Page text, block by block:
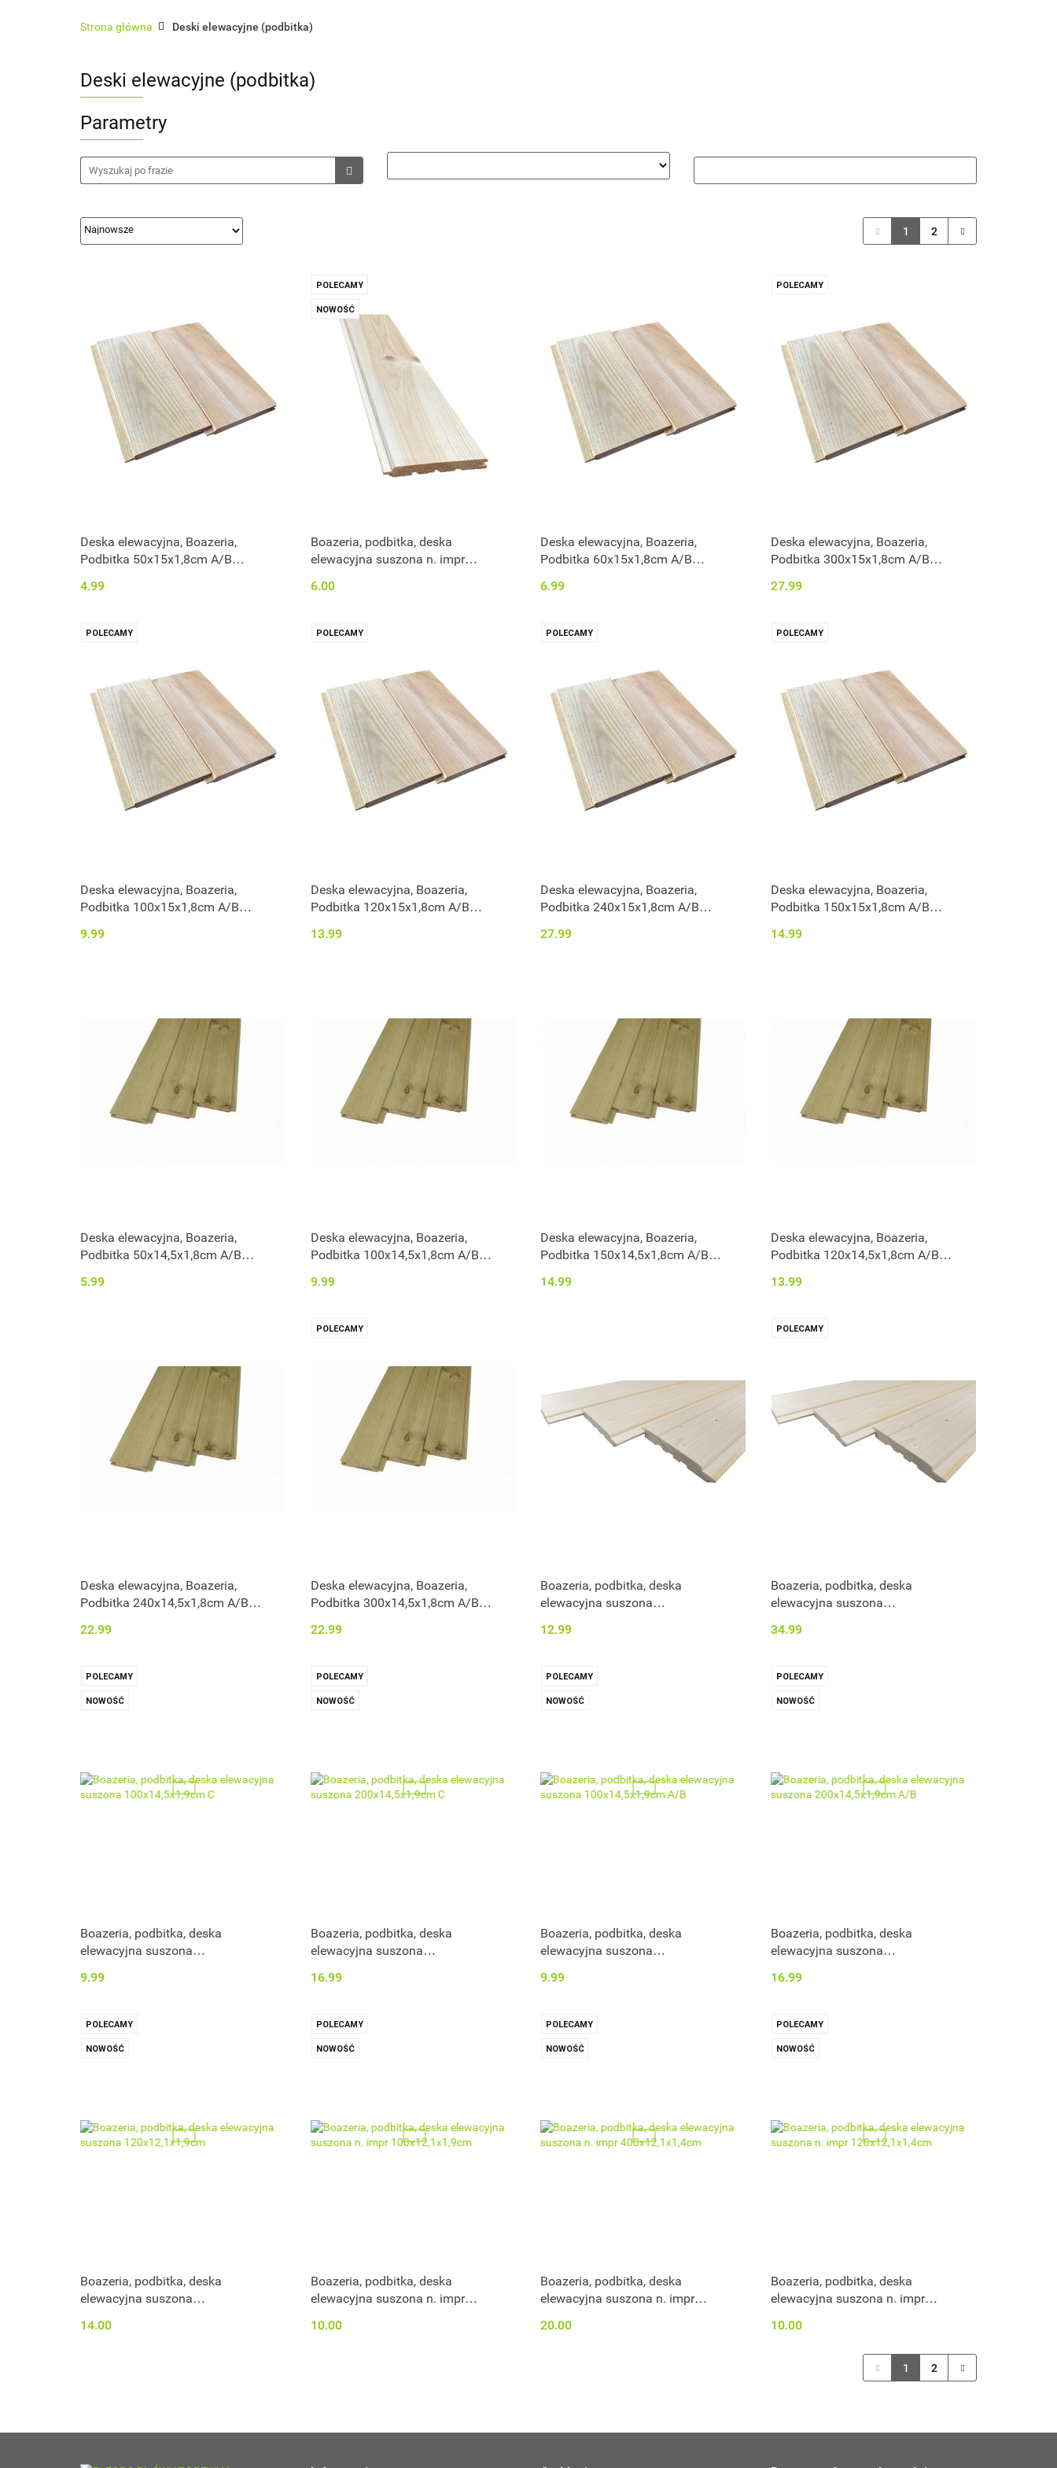
Architektura ogrodowa Ogrodzenia
Strona główna Deski elewacyjne (podbitka)
Deski elewacyjne (podbitka)
Parametry
1 2
Deska elewacyjna, Boazeria,
Podbitka 50x15x1,8cm A/B
4.99
POLECAMY
NOWOŚĆ
Boazeria, podbitka, deska
elewacyjna suszona n. impr
6.00
Deska elewacyjna, Boazeria,
Podbitka 60x15x1,8cm A/B
6.99
POLECAMY
Deska elewacyjna, Boazeria,
Podbitka 300x15x1,8cm A/B
27.99
POLECAMY
Deska elewacyjna, Boazeria,
Podbitka 100x15x1,8cm A/B
9.99
POLECAMY
Deska elewacyjna, Boazeria,
Podbitka 120x15x1,8cm A/B
13.99
POLECAMY
Deska elewacyjna, Boazeria,
Podbitka 240x15x1,8cm A/B
27.99
POLECAMY
Deska elewacyjna, Boazeria,
Podbitka 150x15x1,8cm A/B
14.99
Deska elewacyjna, Boazeria,
Podbitka 50x14,5x1,8cm A/B
5.99
Deska elewacyjna, Boazeria,
Podbitka 100x14,5x1,8cm A/B
9.99
Deska elewacyjna, Boazeria,
Podbitka 150x14,5x1,8cm A/B
14.99
Deska elewacyjna, Boazeria,
Podbitka 120x14,5x1,8cm A/B
13.99
Deska elewacyjna, Boazeria,
Podbitka 240x14,5x1,8cm A/B
22.99
POLECAMY
Deska elewacyjna, Boazeria,
Podbitka 300x14,5x1,8cm A/B
22.99
Boazeria, podbitka, deska
elewacyjna suszona
12.99
POLECAMY
Boazeria, podbitka, deska
elewacyjna suszona
34.99
POLECAMY
NOWOŚĆ
Boazeria, podbitka, deska
elewacyjna suszona
9.99
POLECAMY
NOWOŚĆ
Boazeria, podbitka, deska
elewacyjna suszona
16.99
POLECAMY
NOWOŚĆ
Boazeria, podbitka, deska
elewacyjna suszona
9.99
POLECAMY
NOWOŚĆ
Boazeria, podbitka, deska
elewacyjna suszona
16.99
POLECAMY
NOWOŚĆ
Boazeria, podbitka, deska
elewacyjna suszona
14.00
POLECAMY
NOWOŚĆ
Boazeria, podbitka, deska
elewacyjna suszona n. impr
10.00
POLECAMY
NOWOŚĆ
Boazeria, podbitka, deska
elewacyjna suszona n. impr
20.00
POLECAMY
NOWOŚĆ
Boazeria, podbitka, deska
elewacyjna suszona n. impr
10.00
1 2